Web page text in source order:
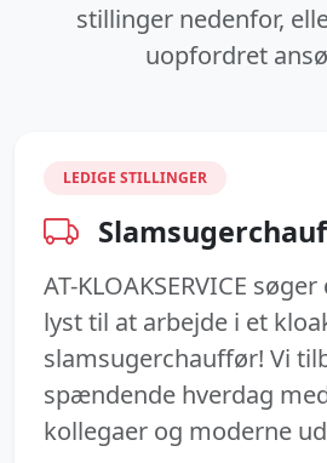
stillinger nedenfor,
uopfordret
LEDIGE STILLINGER
AT-KLOAKSERVICE
lyst til at arbejde i et
slamsugerchauffør! Vi
spændende hverdag
kollegaer og moderne